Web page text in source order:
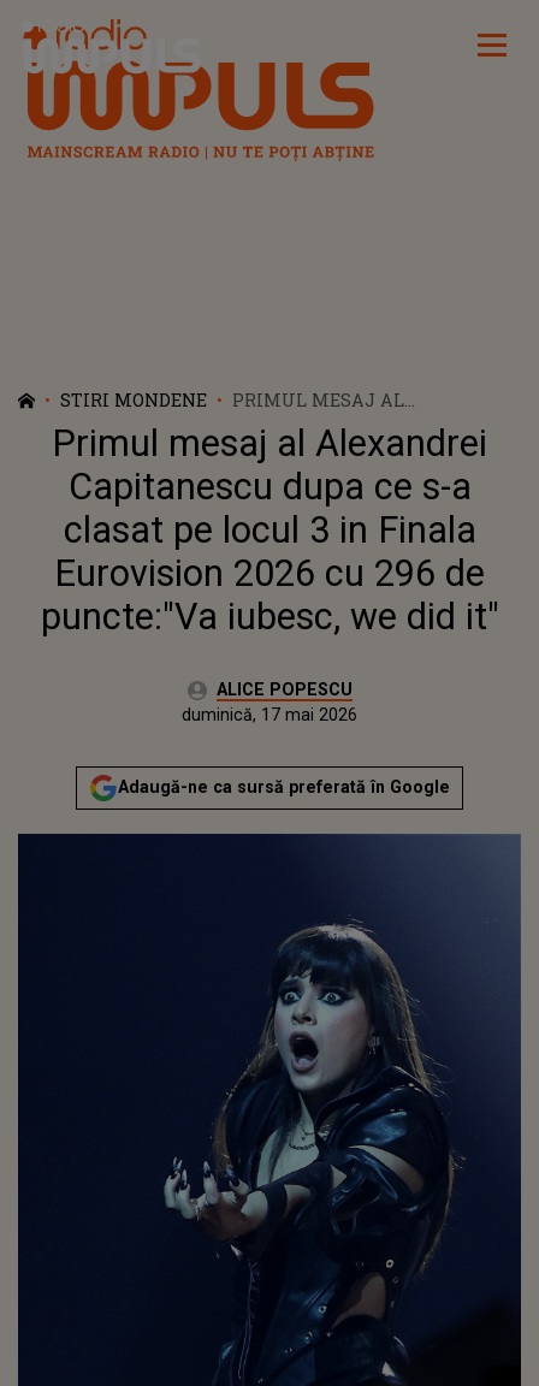
Radio Impuls
STIRI MONDENE
PRIMUL MESAJ AL
ALEXANDREI CAPITANESCU
DUPA CE S-A CLASAT PE LOCUL
3 IN FINALA EUROVISION 2026
CU 296 DE PUNCTE:"VA IUBESC,
WE DID IT"
Primul mesaj al Alexandrei
Capitanescu dupa ce s-a
clasat pe locul 3 in Finala
Eurovision 2026 cu 296 de
puncte:"Va iubesc, we did it"
Autor:ALICE POPESCU
Publicat:
duminică, 17 mai 2026
Adaugă-ne ca sursă preferată în Google